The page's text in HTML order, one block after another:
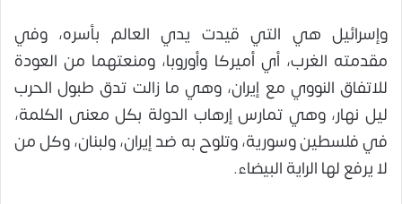
وإسرائيل هي التي قيدت يدي العالم بأسره، وفي
مقدمته الغرب، أي أميركا وأوروبا، ومنعتهما من العودة
للاتفاق النووي مع إيران، وهي ما زالت تدق طبول الحرب
ليل نهار، وهي تمارس إرهاب الدولة بكل معنى الكلمة،
في فلسطين وسورية، وتلوح به ضد إيران، ولبنان، وكل من
لا يرفع لها الراية البيضاء.